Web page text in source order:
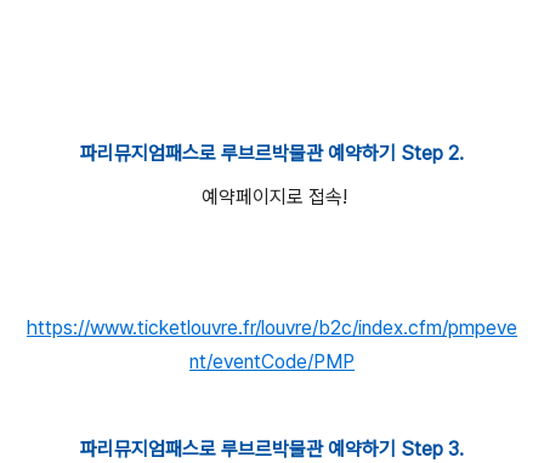
파리뮤지엄패스로 루브르박물관 예약하기 Step 2.
예약페이지로 접속!
https://www.ticketlouvre.fr/louvre/b2c/index.cfm/pmpeve
nt/eventCode/PMP
파리뮤지엄패스로 루브르박물관 예약하기 Step 3.